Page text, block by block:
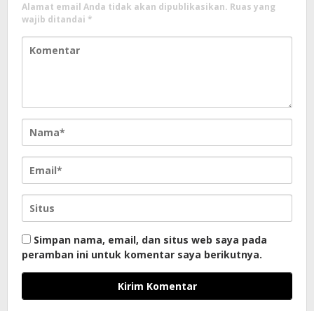
Alamat email Anda tidak akan dipublikasikan. Ruas yang
wajib ditandai *
Simpan nama, email, dan situs web saya pada
peramban ini untuk komentar saya berikutnya.